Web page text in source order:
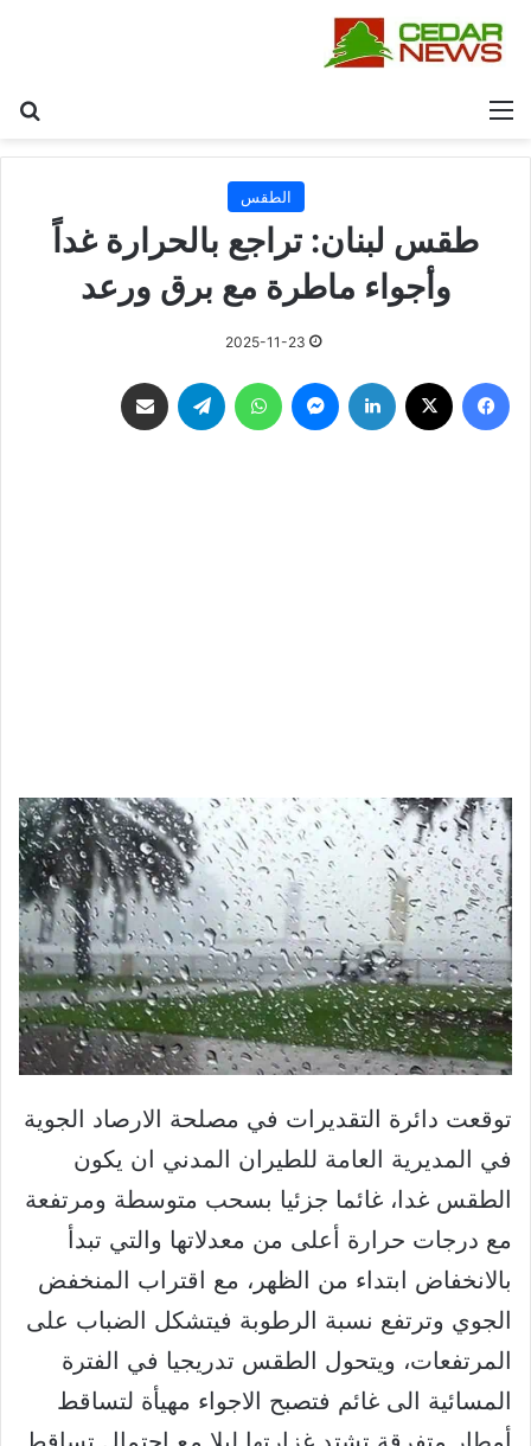
القائمة
الطقس
طقس لبنان: تراجع بالحرارة غداً
وأجواء ماطرة مع برق ورعد
2025-11-23
فيسبوك لينكدإن ماسنجر واتساب تيلقرام
توقعت دائرة التقديرات في مصلحة الارصاد الجوية
في المديرية العامة للطيران المدني ان يكون
الطقس غدا، غائما جزئيا بسحب متوسطة ومرتفعة
مع درجات حرارة أعلى من معدلاتها والتي تبدأ
بالانخفاض ابتداء من الظهر، مع اقتراب المنخفض
الجوي وترتفع نسبة الرطوبة فيتشكل الضباب على
المرتفعات، ويتحول الطقس تدريجيا في الفترة
المسائية الى غائم فتصبح الاجواء مهيأة لتساقط